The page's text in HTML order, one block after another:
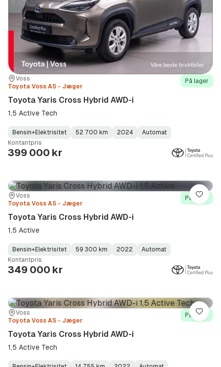
Sted:
Voss
Forhandler:
Toyota Voss AS - Jæger
På lager
Toyota Yaris Cross Hybrid AWD-i
1,5 Active Tech
Fuel
Type:
Bensin+Elektrisitet
Kilometerstand: 52 700 km
Model
Year:
2024
Gearbox
Type:
Automat
Kontantpris
399 000 kr
Sted:
Voss
Forhandler:
Toyota Voss AS - Jæger
På lager
Toyota Yaris Cross Hybrid AWD-i
1,5 Active
Fuel
Type:
Bensin+Elektrisitet
Kilometerstand: 59 300 km
Model
Year:
2022
Gearbox
Type:
Automat
Kontantpris
349 000 kr
Lagre
Sted:
Voss
Forhandler:
Toyota Voss AS - Jæger
På lager
Toyota Yaris Cross Hybrid AWD-i
1,5 Active Tech
Lagre